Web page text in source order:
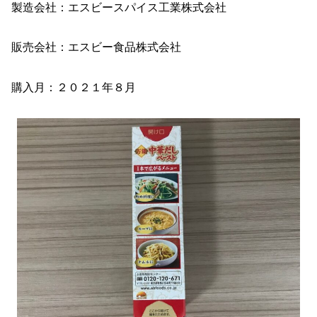
製造会社：エスビースパイス工業株式会社
販売会社：エスビー食品株式会社
購入月：２０２１年８月